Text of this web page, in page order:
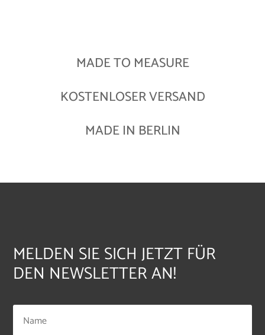
MADE TO MEASURE
KOSTENLOSER VERSAND
MADE IN BERLIN
MELDEN SIE SICH JETZT FÜR
DEN NEWSLETTER AN!